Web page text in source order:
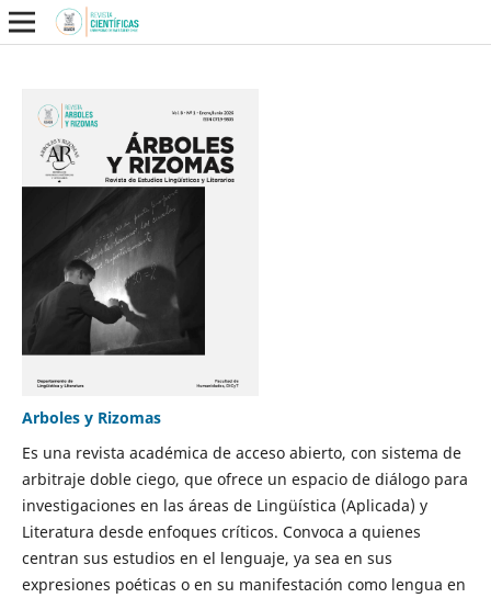
Arboles y Rizomas
Es una revista académica de acceso abierto, con sistema de
arbitraje doble ciego, que ofrece un espacio de diálogo para
investigaciones en las áreas de Lingüística (Aplicada) y
Literatura desde enfoques críticos. Convoca a quienes
centran sus estudios en el lenguaje, ya sea en sus
expresiones poéticas o en su manifestación como lengua en